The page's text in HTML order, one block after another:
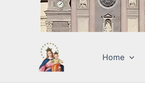
Home